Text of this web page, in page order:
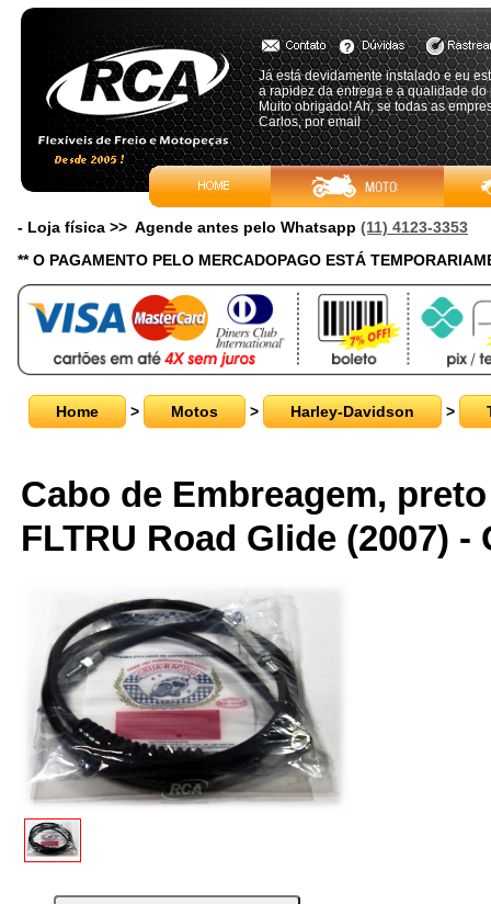
Já está devidamente instalado e eu
a rapidez da entrega e a qualidade do
Muito obrigado! Ah, se todas as
Carlos, por email
- Loja física >> Agende antes pelo Whatsapp (11) 4123-3353
** O PAGAMENTO PELO MERCADOPAGO ESTÁ
Home > Motos > Harley-Davidson >
Cabo de Embreagem,
FLTRU Road Glide (2007) -